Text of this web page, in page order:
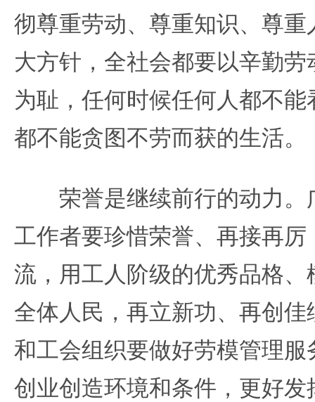
彻尊重劳动、尊重知识、尊
大方针，全社会都要以辛勤
为耻，任何时候任何人都不
都不能贪图不劳而获的生活。
荣誉是继续前行的动力。
工作者要珍惜荣誉、再接再
流，用工人阶级的优秀品格
全体人民，再立新功、再创
和工会组织要做好劳模管理
创业创造环境和条件，更好